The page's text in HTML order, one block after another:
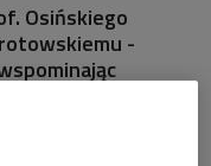
Osińskiego
-
historyka
i pierwszego
we Wrocławiu.